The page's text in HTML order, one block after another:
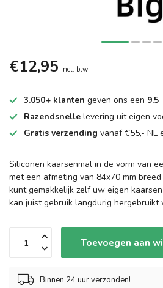
€12,95 Incl. btw
3.050+ klanten geven ons een 9.5
Razendsnelle levering uit eigen
Gratis verzending vanaf €55,- NL
Siliconen kaarsenmal in de vorm van
met een afmeting van 84x70 mm
kunt gemakkelijk zelf uw eigen
kan juist gebruik langdurig hergebruikt
Toevoegen aan
Binnen 24 uur verzonden!